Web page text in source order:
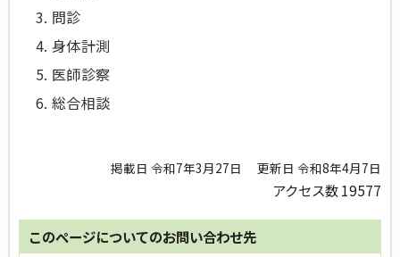
問診
身体計測
医師診察
総合相談
掲載日 令和7年3月27日 更新日 令和8年4月7日
アクセス数19577
このページについてのお問い合わせ先